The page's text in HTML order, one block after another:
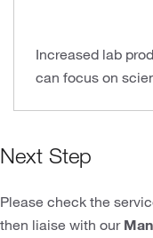
Increased lab
can focus on
Next Step
Please check the
then liaise with our